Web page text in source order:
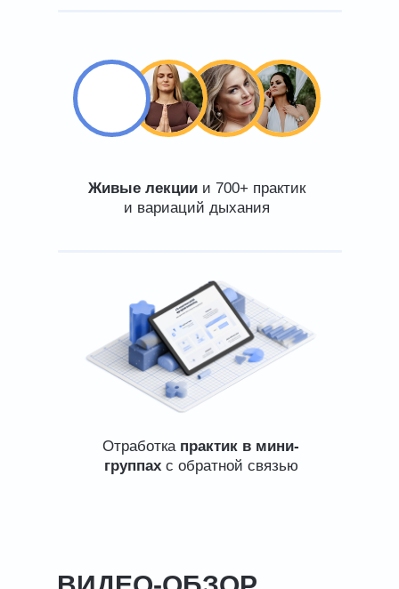
Живые лекциии 700+ практик
и вариаций дыхания
Отработка практик в мини-
группах с обратной связью